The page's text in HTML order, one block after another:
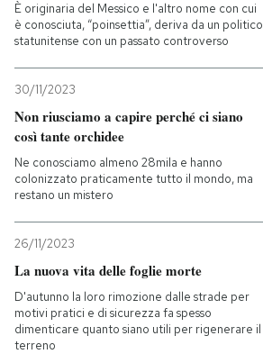
È originaria del Messico e l'altro nome con cui
è conosciuta, “poinsettia”, deriva da un politico
statunitense con un passato controverso
30/11/2023
Non riusciamo a capire perché ci siano
così tante orchidee
Ne conosciamo almeno 28mila e hanno
colonizzato praticamente tutto il mondo, ma
restano un mistero
26/11/2023
La nuova vita delle foglie morte
D'autunno la loro rimozione dalle strade per
motivi pratici e di sicurezza fa spesso
dimenticare quanto siano utili per rigenerare il
terreno